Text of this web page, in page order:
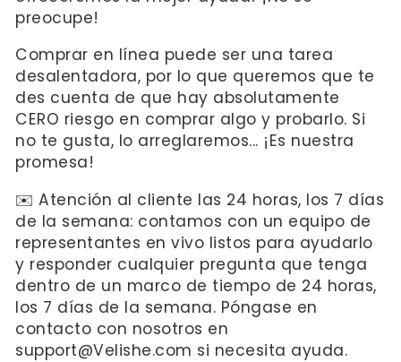
preocupe!
Comprar en línea puede ser una tarea
desalentadora, por lo que queremos que te
des cuenta de que hay absolutamente
CERO riesgo en comprar algo y probarlo. Si
no te gusta, lo arreglaremos... ¡Es nuestra
promesa!
✉️ Atención al cliente las 24 horas, los 7 días
de la semana: contamos con un equipo de
representantes en vivo listos para ayudarlo
y responder cualquier pregunta que tenga
dentro de un marco de tiempo de 24 horas,
los 7 días de la semana. Póngase en
contacto con nosotros en
support@Velishe.com si necesita ayuda.